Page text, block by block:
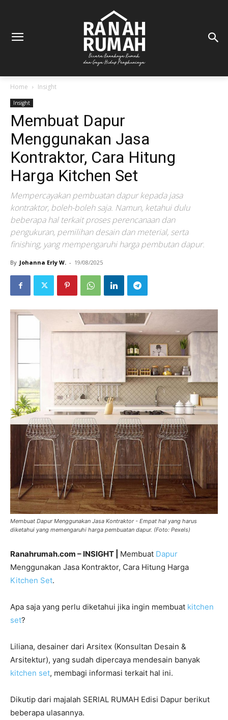
Home Insight
Insight
Membuat Dapur
Menggunakan Jasa
Kontraktor, Cara Hitung
Harga Kitchen Set
Mempercayakan pembuatan dapur kepada jasa
kontraktor, boleh-boleh saja. Namun, ketahui dulu
beberapa hal terkait proses perencanaan dan
pengukuran, pemilihan desain dan meterial, serta
finishing, yang mempengaruhi harga pembutan dapur.
By Johanna Erly W. - 19/08/2025
Membuat Dapur Menggunakan Jasa Kontraktor - Empat hal yang harus
diketahui yang memengaruhi harga pembuatan dapur. (Foto: Pexels)
Ranahrumah.com – INSIGHT | Membuat Dapur
Menggunakan Jasa Kontraktor, Cara Hitung Harga
Kitchen Set.
Apa saja yang perlu diketahui jika ingin membuat kitchen
set?
Liliana, desainer dari Arsitex (Konsultan Desain &
Arsitektur), yang sudah dipercaya mendesain banyak
kitchen set, membagi informasi terkait hal ini.
Dikutip dari majalah SERlAL RUMAH Edisi Dapur berikut
beberapa ulasannya.